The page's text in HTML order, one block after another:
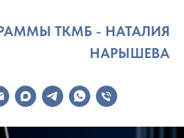
ТКМБ - НАТАЛИЯ
НАРЫШЕВА